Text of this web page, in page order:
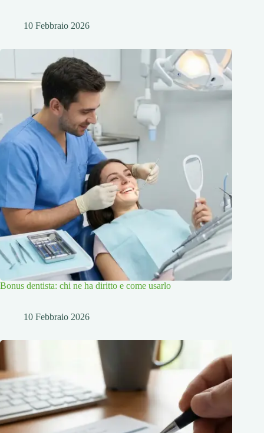
10 Febbraio 2026
Bonus dentista: chi ne ha diritto e come usarlo
10 Febbraio 2026